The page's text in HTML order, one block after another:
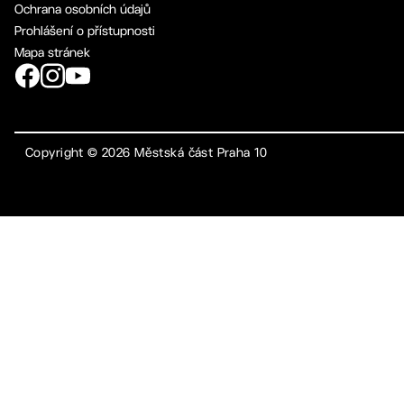
Ochrana osobních údajů
Prohlášení o přístupnosti
Mapa stránek
Copyright ©2026 Městská část Praha 10